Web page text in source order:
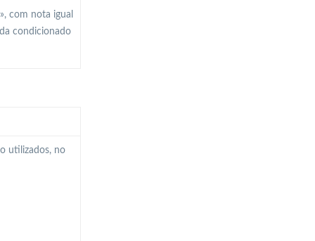
com nota igual
condicionado
utilizados, no